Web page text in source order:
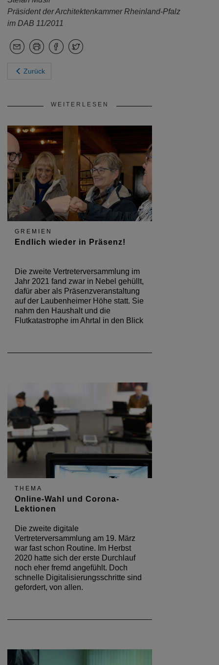
Präsident der Architektenkammer Rheinland-Pfalz
im DAB 11/2011
Zurück
WEITERLESEN
GREMIEN
Endlich wieder in Präsenz!
Die zweite Vertreterversammlung im
Jahr 2021 fand zwar in Nebel gehüllt,
dafür aber als Präsenzveranstaltung
auf der Laubenheimer Höhe statt. Sie
nahm den Haushalt und die
Flutkatastrophe im Ahrtal in den Blick
THEMA
Online-Wahl und Corona-
Lektionen
Die zweite digitale
Vertreterversammlung am 19. März
war fast schon Routine. Im Herbst
2020 hatte sich der erste Durchlauf
noch eher fremd angefühlt. Doch
schnelle Digitalisierungsschritte sind
gefordert, von allen.